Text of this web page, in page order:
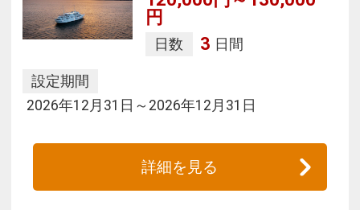
円
日数 3 日間
設定期間
2026年12月31日～2026年12月31日
詳細を見る